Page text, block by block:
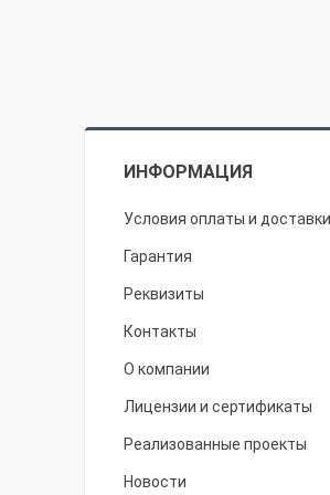
ИНФОРМАЦИЯ
Условия оплаты и доставки
Гарантия
Реквизиты
Контакты
О компании
Лицензии и сертификаты
Реализованные проекты
Новости